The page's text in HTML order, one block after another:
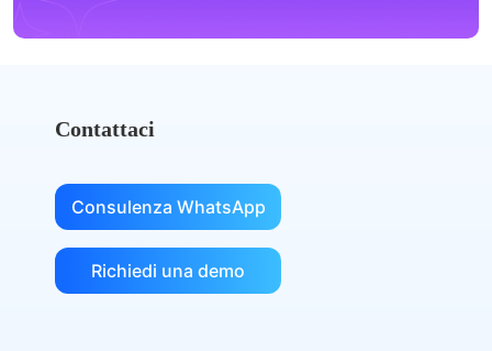
Contattaci
Consulenza WhatsApp
Richiedi una demo